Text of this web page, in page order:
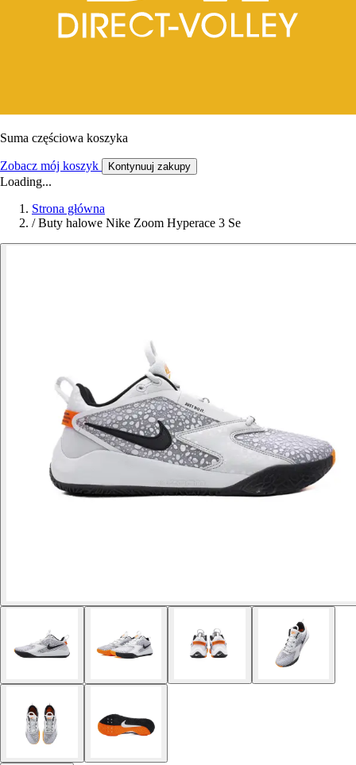
Suma częściowa koszyka
Zobacz mój koszyk Kontynuuj zakupy
Loading...
Strona główna
/ Buty halowe Nike Zoom Hyperace 3 Se